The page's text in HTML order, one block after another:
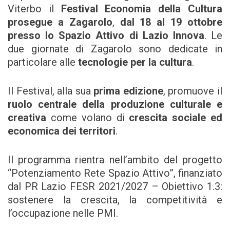
Viterbo il Festival Economia della Cultura
prosegue a Zagarolo, dal 18 al 19 ottobre
presso lo Spazio Attivo di Lazio Innova. Le
due giornate di Zagarolo sono dedicate in
particolare alle tecnologie per la cultura.
Il Festival, alla suaprima edizione, promuove il
ruolo centrale della produzione culturale e
creativa come volano di crescita sociale ed
economica dei territori.
Il programma rientra nell’ambito del progetto
“Potenziamento Rete Spazio Attivo”, finanziato
dal PR Lazio FESR 2021/2027 – Obiettivo 1.3:
sostenere la crescita, la competitività e
l’occupazione nelle PMI.